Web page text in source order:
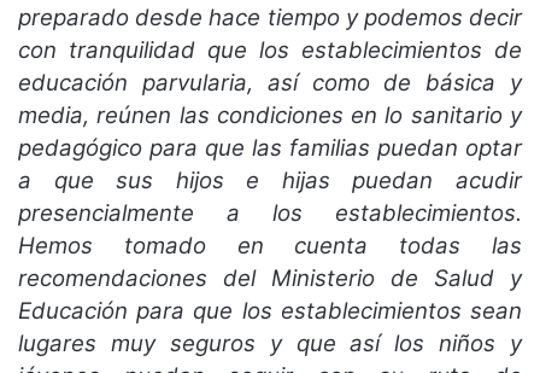
preparado desde hace tiempo y podemos decir
con tranquilidad que los establecimientos de
educación parvularia, así como de básica y
media, reúnen las condiciones en lo sanitario y
pedagógico para que las familias puedan optar
a que sus hijos e hijas puedan acudir
presencialmente a los establecimientos.
Hemos tomado en cuenta todas las
recomendaciones del Ministerio de Salud y
Educación para que los establecimientos sean
lugares muy seguros y que así los niños y